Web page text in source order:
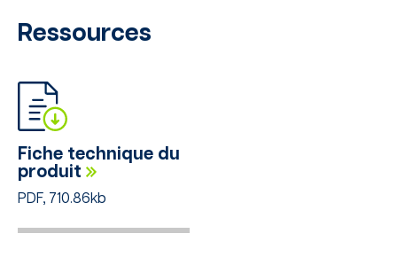
Ressources
Fiche technique du
produit
PDF, 710.86kb